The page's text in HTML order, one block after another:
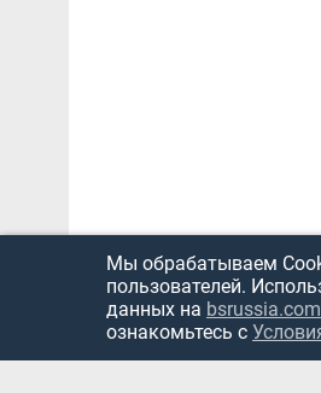
Мы обрабатываем
пользователей.
данных на bsrussia.com
ознакомьтесь с